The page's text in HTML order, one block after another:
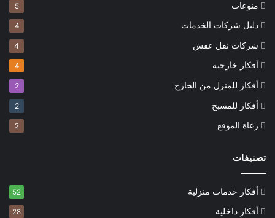
منوعات 5
دليل شركات الخدمات 4
شركات نقل عفش 4
أفكار خارجية 4
أفكار للمنزل من الخارج 2
أفكار للمسبح 2
رعاة الموقع 2
تصنيفات
أفكار خدمات منزلية 52
أفكار داخلية 28